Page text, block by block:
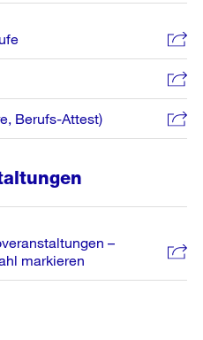
Berufs-Attest)
–
markieren